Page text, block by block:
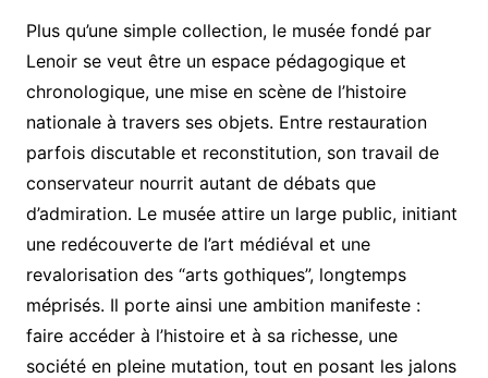
Plus qu’une simple collection, le musée fondé par
Lenoir se veut être un espace pédagogique et
chronologique, une mise en scène de l’histoire
nationale à travers ses objets. Entre restauration
parfois discutable et reconstitution, son travail de
conservateur nourrit autant de débats que
d’admiration. Le musée attire un large public, initiant
une redécouverte de l’art médiéval et une
revalorisation des “arts gothiques”, longtemps
méprisés. Il porte ainsi une ambition manifeste :
faire accéder à l’histoire et à sa richesse, une
société en pleine mutation, tout en posant les jalons